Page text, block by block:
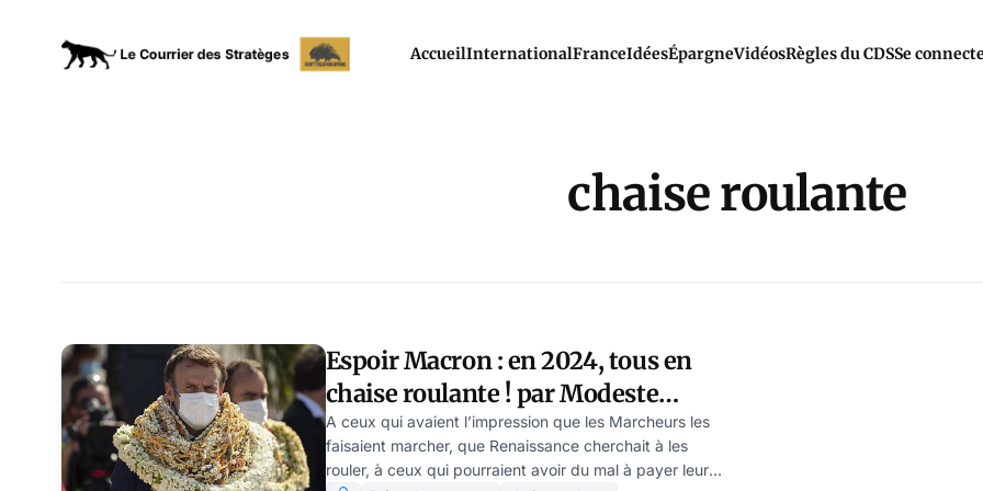
AccueilInternationalFranceIdéesÉpargneVidéosRègles du CDSSe
chaise roulante
Espoir Macron : en 2024, tous en
chaise roulante ! par Modeste
Schwartz
A ceux qui avaient l’impression que les Marcheurs les
faisaient marcher, que Renaissance cherchait à les
rouler, à ceux qui pourraient avoir du mal à payer leur